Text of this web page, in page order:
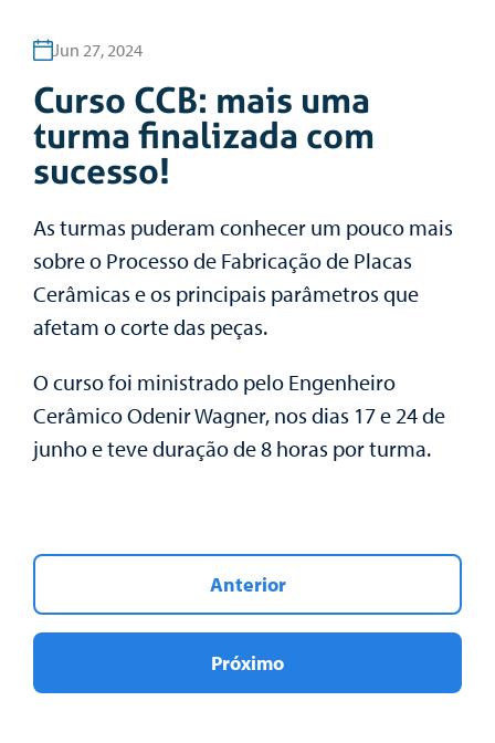
Jun 27, 2024
Curso CCB: mais uma
turma finalizada com
sucesso!
As turmas puderam conhecer um pouco mais
sobre o Processo de Fabricação de Placas
Cerâmicas e os principais parâmetros que
afetam o corte das peças.
O curso foi ministrado pelo Engenheiro
Cerâmico Odenir Wagner, nos dias 17 e 24 de
junho e teve duração de 8 horas por turma.
Anterior
Próximo